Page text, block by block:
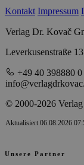
Kontakt Impressum
Verlag Dr. Kovač
Leverkusenstraße
+49 40 398880 0
© 2000-2026
Aktualisiert 06.08.2026
Unsere Partner